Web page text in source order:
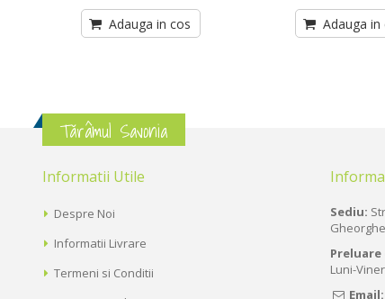
Adauga in cos Adauga in
Tărâmul Savonia
Informatii Utile
Despre Noi
Informatii Livrare
Termeni si Conditii
Sediu:
Luni-
Email: